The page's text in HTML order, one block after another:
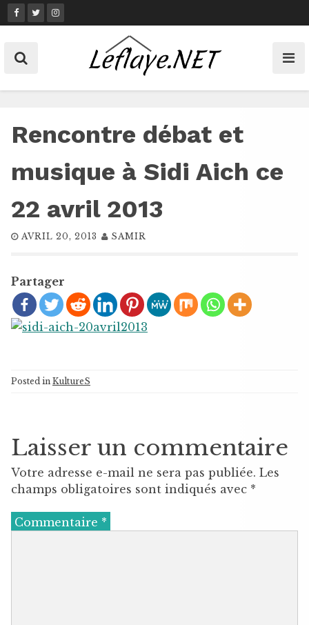
Skip
to
Rencontre débat et
musique à Sidi Aich ce
22 avril 2013
AVRIL 20, 2013 SAMIR
Partager
Posted in KultureS
Laisser un commentaire
Votre adresse e-mail ne sera pas publiée. Les
champs obligatoires sont indiqués avec *
Commentaire *